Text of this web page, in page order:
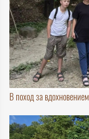
В поход за вдохновением